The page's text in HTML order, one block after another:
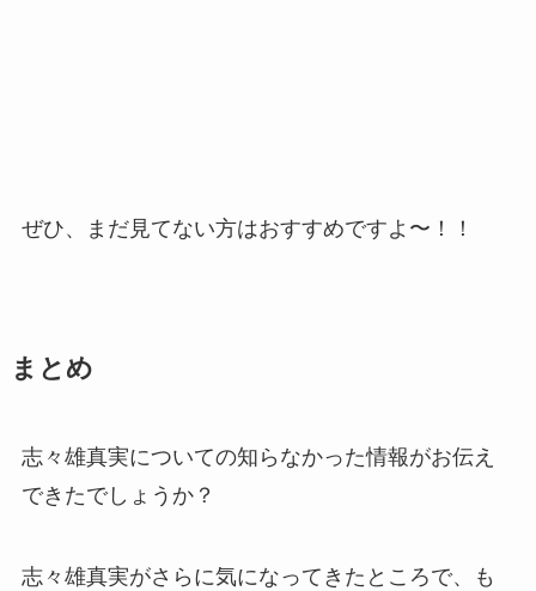
ぜひ、まだ見てない方はおすすめですよ〜！！
まとめ
志々雄真実についての知らなかった情報がお伝え
できたでしょうか？
志々雄真実がさらに気になってきたところで、も